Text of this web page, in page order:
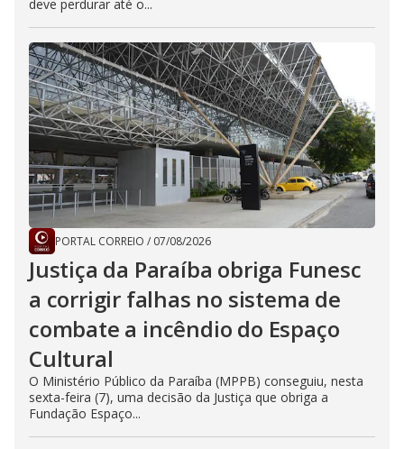
deve perdurar até o...
PORTAL CORREIO / 07/08/2026
Justiça da Paraíba obriga Funesc
a corrigir falhas no sistema de
combate a incêndio do Espaço
Cultural
O Ministério Público da Paraíba (MPPB) conseguiu, nesta
sexta-feira (7), uma decisão da Justiça que obriga a
Fundação Espaço...